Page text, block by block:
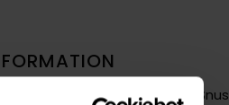
Nikotinfritt Snus